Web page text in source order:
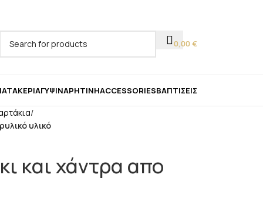
0,00 €
ΚΕΡΙΆΓΎΨΙΝΑΡΗΤΊΝΗACCESSORIESΒΑΠΤΊΣΕΙΣ
/
υλικό
και χάντρα απο